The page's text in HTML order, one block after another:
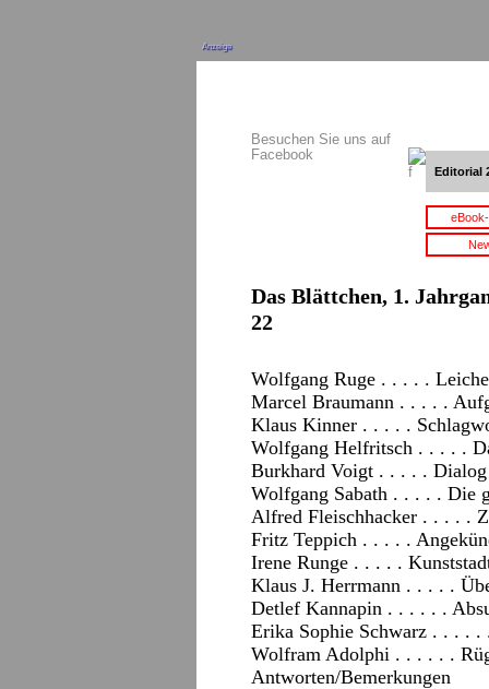
Anzeige
Besuchen Sie uns auf
Facebook
Editorial
Das Blättchen, 1.
22
Wolfgang Ruge . . . . .
Marcel Braumann . . . . .
Klaus Kinner . . . . .
Wolfgang Helfritsch . . . . .
Burkhard Voigt . . . . .
Wolfgang Sabath . . . . . Die
Alfred Fleischhacker . . . . .
Fritz Teppich . . . . .
Irene Runge . . . . .
Klaus J. Herrmann . . . . .
Detlef Kannapin . . . . . .
Erika Sophie Schwarz . . . . .
Wolfram Adolphi . . . . . .
Antworten/Bemerkungen